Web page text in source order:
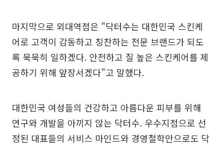
마지막으로 외대역점은 "닥터수는 대한민국 스킨케
어로 고객이 감동하고 칭찬하는 전문 브랜드가 되도
록 묵묵히 일하겠다. 안전하고 질 높은 스킨케어를 제
공하기 위해 앞장서겠다"고 말했다.
대한민국 여성들의 건강하고 아름다운 피부를 위해
연구와 개발을 아끼지 않는 닥터수. 우수지점으로 선
정된 대표들의 서비스 마인드와 경영철학만으로도 닥